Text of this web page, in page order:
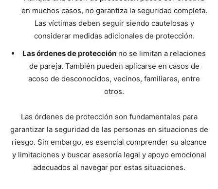
en muchos casos, no garantiza la seguridad completa.
Las víctimas deben seguir siendo cautelosas y
considerar medidas adicionales de protección.
Las órdenes de protección no se limitan a relaciones
de pareja. También pueden aplicarse en casos de
acoso de desconocidos, vecinos, familiares, entre
otros.
Las órdenes de protección son fundamentales para
garantizar la seguridad de las personas en situaciones de
riesgo. Sin embargo, es esencial comprender su alcance
y limitaciones y buscar asesoría legal y apoyo emocional
adecuados al navegar por estas situaciones.